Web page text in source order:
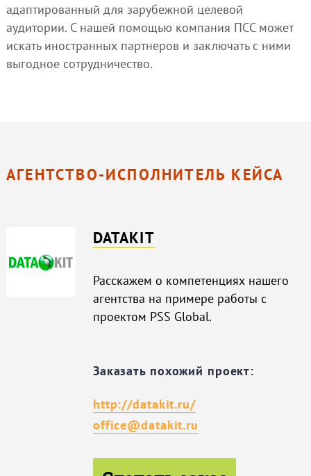
адаптированный для зарубежной целевой
аудитории. С нашей помощью компания ПСС может
искать иностранных партнеров и заключать с ними
выгодное сотрудничество.
АГЕНТСТВО-ИСПОЛНИТЕЛЬ КЕЙСА
DATAKIT
Расскажем о компетенциях нашего
агентства на примере работы с
проектом PSS Global.
Заказать похожий проект:
http://datakit.ru/
office@datakit.ru